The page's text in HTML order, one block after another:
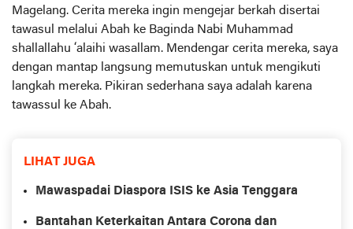
Magelang. Cerita mereka ingin mengejar berkah disertai
tawasul melalui Abah ke Baginda Nabi Muhammad
shallallahu ‘alaihi wasallam. Mendengar cerita mereka, saya
dengan mantap langsung memutuskan untuk mengikuti
langkah mereka. Pikiran sederhana saya adalah karena
tawassul ke Abah.
LIHAT JUGA
Mawaspadai Diaspora ISIS ke Asia Tenggara
Bantahan Keterkaitan Antara Corona dan